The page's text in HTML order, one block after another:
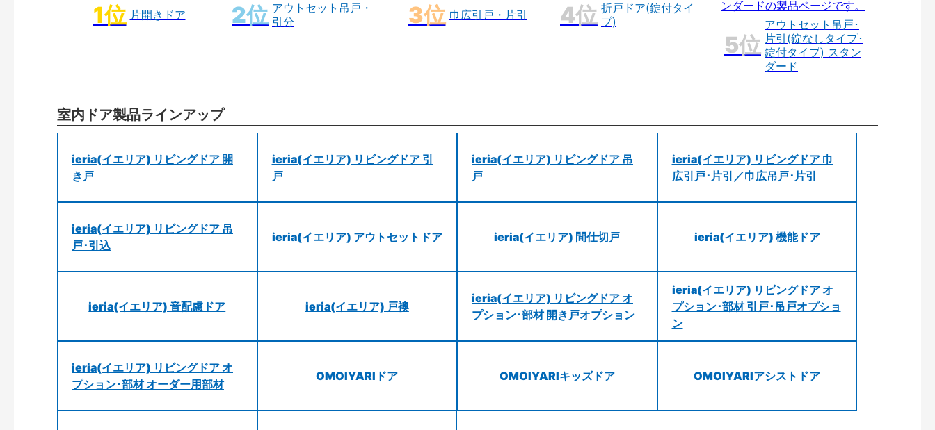
片開きドア
アウトセット吊戸・
引分
巾広引戸・片引
折戸ドア(錠付タイ
プ)
アウトセット吊戸･
片引(錠なしタイプ･
錠付タイプ) スタン
ダード
室内ドア製品ラインアップ
ieria(イエリア) リビングドア 開
き戸
ieria(イエリア) リビングドア 引
戸
ieria(イエリア) リビングドア 吊
戸
ieria(イエリア) リビングドア 巾
広引戸･片引／巾広吊戸･片引
ieria(イエリア) リビングドア 吊
戸･引込
ieria(イエリア) アウトセットドア ieria(イエリア) 間仕切戸 ieria(イエリア) 機能ドア
ieria(イエリア) 音配慮ドア ieria(イエリア) 戸襖
ieria(イエリア) リビングドア オ
プション･部材 開き戸オプション
ieria(イエリア) リビングドア オ
プション･部材 引戸･吊戸オプショ
ン
ieria(イエリア) リビングドア オ
プション･部材 オーダー用部材
OMOIYARIドア OMOIYARIキッズドア OMOIYARIアシストドア